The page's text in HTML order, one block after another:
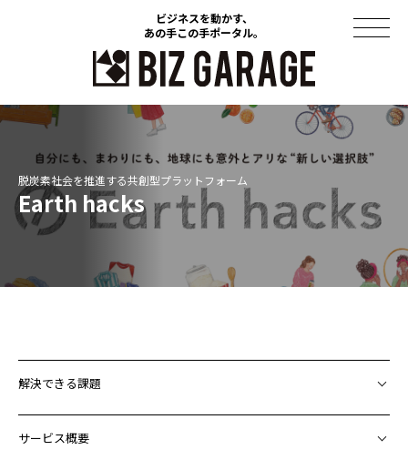
ビジネスを動かす、
あの手この手ポータル。
ビジネスを動かす、
あの手この手ポータル。
導入事例
セミナー
Earth hacks
解決できる課題
サービス概要